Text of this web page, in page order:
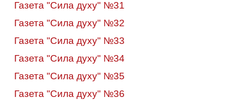
Газета "Сила духу" №31
Газета "Сила духу" №32
Газета "Сила духу" №33
Газета "Сила духу" №34
Газета "Сила духу" №35
Газета "Сила духу" №36